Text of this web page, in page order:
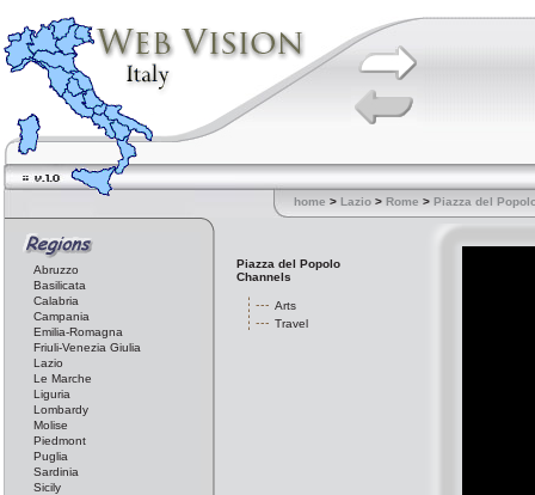
home > Lazio > Rome > Piazza del
Abruzzo
Basilicata
Calabria
Campania
Emilia-Romagna
Friuli-Venezia Giulia
Lazio
Le Marche
Liguria
Lombardy
Molise
Piedmont
Puglia
Sardinia
Sicily
Piazza del Popolo
Channels
Arts
Travel